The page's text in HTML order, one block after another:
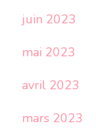
juin 2023
mai 2023
avril 2023
mars 2023